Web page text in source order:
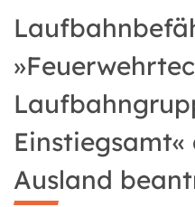
Einstiegsamt«
Ausland